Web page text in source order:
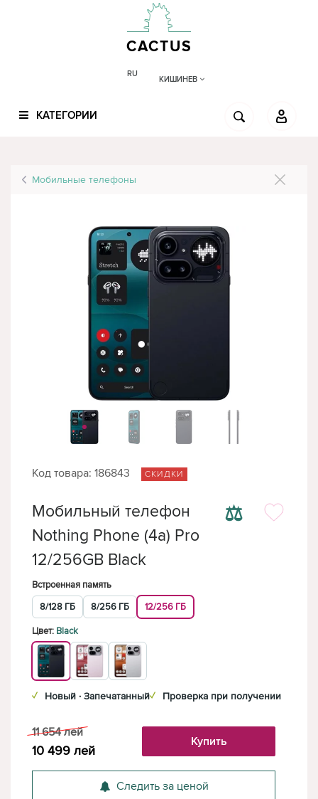
CACTUS
RU
КИШИНЕВ
КАТЕГОРИИ
Мобильные телефоны
Код товара: 186843 СКИДКИ
⚖
Мобильный телефон
Nothing Phone (4a) Pro
12/256GB Black
Встроенная память
8/128 ГБ
8/256 ГБ 12/256 ГБ
Цвет: Black
✓ Новый · Запечатанный✓ Проверка при получении
11 654 лей
10 499 лей
Купить
Следить за ценой